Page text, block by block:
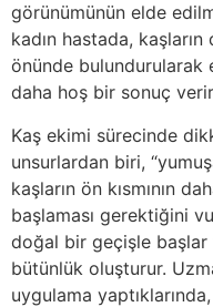
görünümünün elde
kadın hastada, kaşların
önünde bulundurularak
daha hoş bir sonuç
Kaş ekimi sürecinde
unsurlardan biri,
kaşların ön kısmının
başlaması gerektiğini
doğal bir geçişle başlar
bütünlük oluşturur.
uygulama